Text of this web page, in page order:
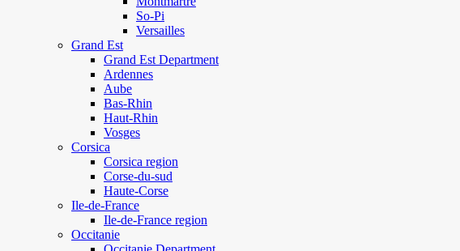
So-Pi
Versailles
Grand Est
Grand Est Department
Ardennes
Aube
Bas-Rhin
Haut-Rhin
Vosges
Corsica
Corsica region
Corse-du-sud
Haute-Corse
Ile-de-France
Ile-de-France region
Occitanie